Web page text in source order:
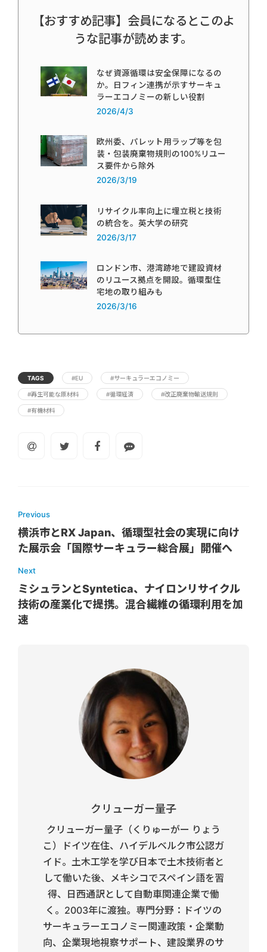
【おすすめ記事】会員になるとこのよ
うな記事が読めます。
なぜ資源循環は安全保障になるの
か。日フィン連携が示すサーキュ
ラーエコノミーの新しい役割
2026/4/3
欧州委、パレット用ラップ等を包
装・包装廃棄物規則の100%リユー
ス要件から除外
2026/3/19
リサイクル率向上に埋立税と技術
の統合を。英大学の研究
2026/3/17
ロンドン市、港湾跡地で建設資材
のリユース拠点を開設。循環型住
宅地の取り組みも
2026/3/16
TAGS #EU #サーキュラーエコノミー
#再生可能な原材料 #循環経済 #改正廃棄物輸送規則
#有機材料
Previous
横浜市とRX Japan、循環型社会の実現に向け
た展示会「国際サーキュラー総合展」開催へ
Next
ミシュランとSyntetica、ナイロンリサイクル
技術の産業化で提携。混合繊維の循環利用を加
速
クリューガー量子
クリューガー量子（くりゅーがー りょう
こ）ドイツ在住、ハイデルベルク市公認ガ
イド。土木工学を学び日本で土木技術者と
して働いた後、メキシコでスペイン語を習
得、日西通訳として自動車関連企業で働
く。2003年に渡独。専門分野：ドイツの
サーキュラーエコノミー関連政策・企業動
向、企業現地視察サポート、建設業界のサ